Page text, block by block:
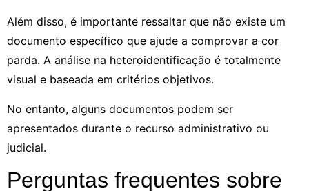
Além disso, é importante ressaltar que não existe um
documento específico que ajude a comprovar a cor
parda. A análise na heteroidentificação é totalmente
visual e baseada em critérios objetivos.
No entanto, alguns documentos podem ser
apresentados durante o recurso administrativo ou
judicial.
Perguntas frequentes sobre